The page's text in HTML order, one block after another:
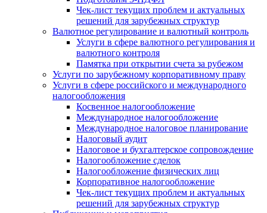
Чек-лист текущих проблем и актуальных
решений для зарубежных структур
Валютное регулирование и валютный контроль
Услуги в сфере валютного регулирования и
валютного контроля
Памятка при открытии счета за рубежом
Услуги по зарубежному корпоративному праву
Услуги в сфере российского и международного
налогообложения
Косвенное налогообложение
Международное налогообложение
Международное налоговое планирование
Налоговый аудит
Налоговое и бухгалтерское сопровождение
Налогообложение сделок
Налогообложение физических лиц
Корпоративное налогообложение
Чек-лист текущих проблем и актуальных
решений для зарубежных структур